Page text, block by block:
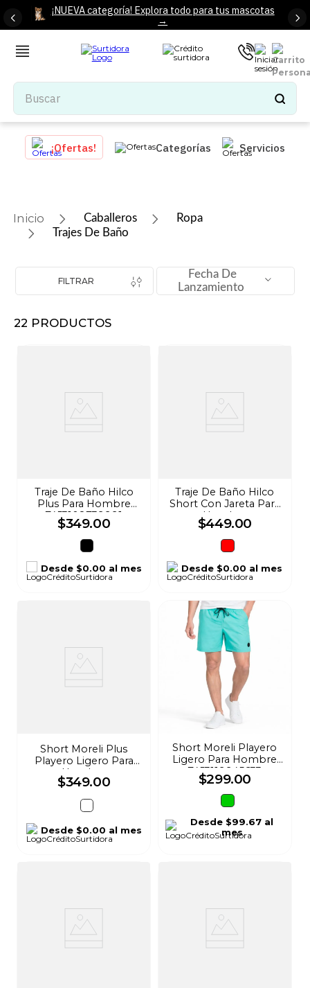
¡NUEVA categoría! Explora todo para tus mascotas
→
Buscar
TÉRMINOS MÁS BUSCADOS
1.
tenis mujer
iphone
colchones
8.
audifonos
¡Ofertas! Categorías Servicios
Caballeros
Ropa
Trajes De Baño
FILTRAR
Fecha De
Lanzamiento
22 PRODUCTOS
Traje De Baño Hilco
Plus Para Hombre
7453108739991
$349.00
Desde$0.00 al mes
Traje De Baño Hilco
Short Con Jareta Para
Hombre
7450215050568
$449.00
Desde $0.00 al mes
Short Moreli Plus
Playero Ligero Para
Hombre
7453108739984
$349.00
Desde$0.00 al mes
Short Moreli Playero
Ligero Para Hombre
7453119945633
$299.00
Desde $99.67 al
mes